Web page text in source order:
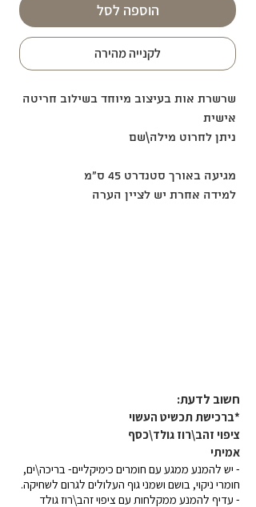
הוספה לסל
לקנייה מהירה
שרשרת אות בעיצוב מיוחד בשילוב חריטה
אישית
ניתן לחרוט מילה\שם
מגיעה באורך סטנדרט 45 ס"מ
למידה אחרת יש לציין הערה
חשוב לדעת:​
*ברכישת תכשיט העשוי
ציפוי זהב\רוז גולד\כסף
אמיתי
- יש להמנע ממגע עם חומרים כימיקליים- בריכה\ים,
חומרי ניקוי, בושם ושמני גוף העלולים לגרום לשחיקה.
- עדיף להמנע ממקלחות עם ציפוי זהב\רוז גולד